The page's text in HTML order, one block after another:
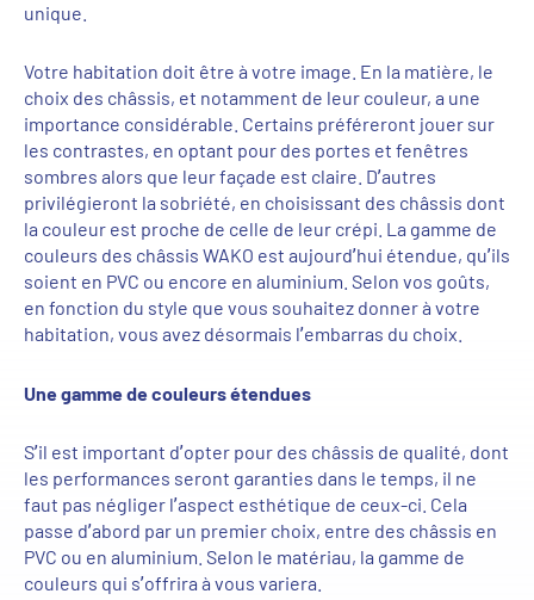
unique.
Votre habitation doit être à votre image. En la matière, le
choix des châssis, et notamment de leur couleur, a une
importance considérable. Certains préféreront jouer sur
les contrastes, en optant pour des portes et fenêtres
sombres alors que leur façade est claire. D’autres
privilégieront la sobriété, en choisissant des châssis dont
la couleur est proche de celle de leur crépi . La gamme de
couleurs des châssis WAKO est aujourd’hui étendue, qu’ils
soient en PVC ou encore en aluminium. Selon vos goûts,
en fonction du style que vous souhaitez donnerà votre
habitation, vous avez désormais l’embarras du choix.
Une gamme de couleurs étendues
S’il est important d’opter pour des châssis de qualité, dont
les performances seront garanties dans le temps, il ne
faut pas négliger l’aspect esthétique de ceux-ci. Cela
passe d’abord par un premier choix, entre des châssis en
PVC ou en aluminium Selon le matériau, la gamme de
couleurs qui s’offrira à vous variera.